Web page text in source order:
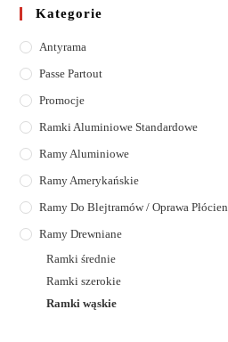
Kategorie
Antyrama
Passe Partout
Promocje
Ramki Aluminiowe Standardowe
Ramy Aluminiowe
Ramy Amerykańskie
Ramy Do Blejtramów / Oprawa Płócien
Ramy Drewniane
Ramki średnie
Ramki szerokie
Ramki wąskie